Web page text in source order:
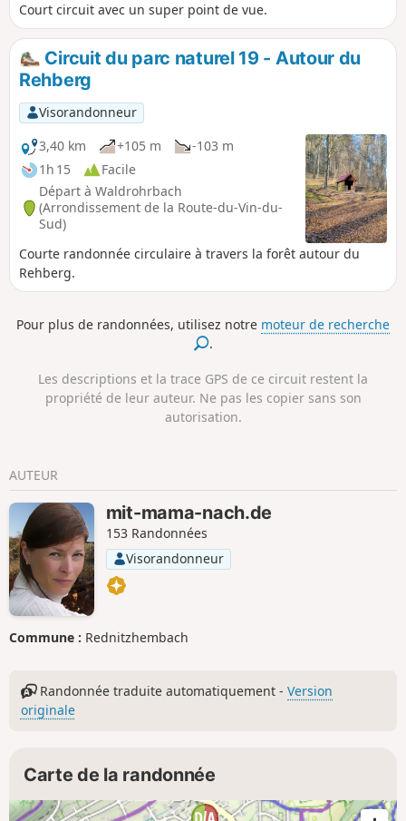
Court circuit avec un super point de vue.
Circuit du parc naturel 19 - Autour du
Rehberg
Visorandonneur
3,40 km
+105 m
-103 m
1h 15
Facile
Départ à Waldrohrbach
(Arrondissement de la Route-du-Vin-du-
Sud)
Courte randonnée circulaire à travers la forêt autour du
Rehberg.
Pour plus de randonnées, utilisez notre moteur de recherche
.
Les descriptions et la trace GPS de ce circuit restent la
propriété de leur auteur. Ne pas les copier sans son
autorisation.
AUTEUR
mit-mama-nach.de
153 Randonnées
Visorandonneur
Commune : Rednitzhembach
Randonnée traduite automatiquement -Version
originale
Carte de la randonnée